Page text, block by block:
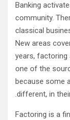
Banking
community.
classical
New areas
years, factoring
one of the
because some
different, in
Factoring is a